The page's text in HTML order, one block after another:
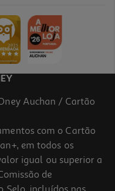
Auchan / Cartão
com o Cartão
em todos os
igual ou superior a
de